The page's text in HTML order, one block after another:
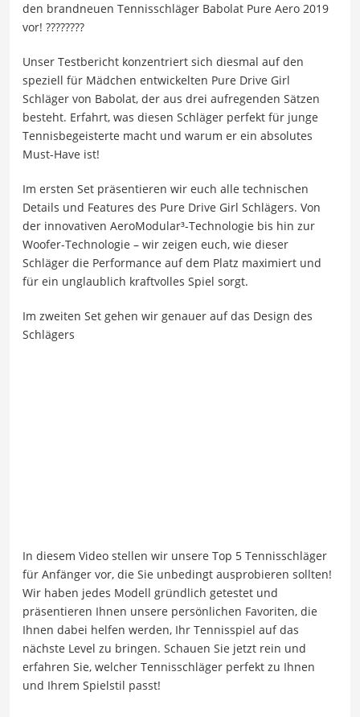
den brandneuen Tennisschläger Babolat Pure Aero 2019
vor! ????????
Unser Testbericht konzentriert sich diesmal auf den
speziell für Mädchen entwickelten Pure Drive Girl
Schläger von Babolat, der aus drei aufregenden Sätzen
besteht. Erfahrt, was diesen Schläger perfekt für junge
Tennisbegeisterte macht und warum er ein absolutes
Must-Have ist!
Im ersten Set präsentieren wir euch alle technischen
Details und Features des Pure Drive Girl Schlägers. Von
der innovativen AeroModular³-Technologie bis hin zur
Woofer-Technologie – wir zeigen euch, wie dieser
Schläger die Performance auf dem Platz maximiert und
für ein unglaublich kraftvolles Spiel sorgt.
Im zweiten Set gehen wir genauer auf das Design des
Schlägers
In diesem Video stellen wir unsere Top 5 Tennisschläger
für Anfänger vor, die Sie unbedingt ausprobieren sollten!
Wir haben jedes Modell gründlich getestet und
präsentieren Ihnen unsere persönlichen Favoriten, die
Ihnen dabei helfen werden, Ihr Tennisspiel auf das
nächste Level zu bringen. Schauen Sie jetzt rein und
erfahren Sie, welcher Tennisschläger perfekt zu Ihnen
und Ihrem Spielstil passt!